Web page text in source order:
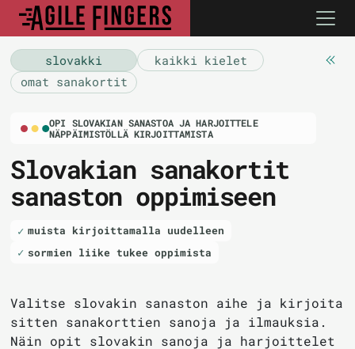
slovakki
kaikki kielet
omat sanakortit
OPI SLOVAKIAN SANASTOA JA HARJOITTELE
NÄPPÄIMISTÖLLÄ KIRJOITTAMISTA
Slovakian sanakortit
sanaston oppimiseen
muista kirjoittamalla uudelleen
sormien liike tukee oppimista
Valitse slovakin sanaston aihe ja kirjoita
sitten sanakorttien sanoja ja ilmauksia.
Näin opit slovakin sanoja ja harjoittelet